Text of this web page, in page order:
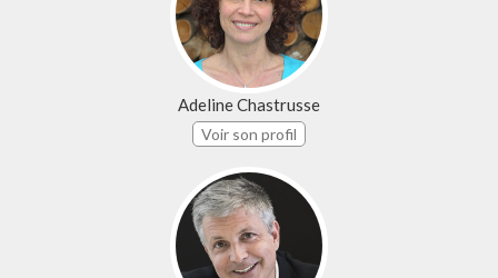
Adeline Chastrusse
Voir son profil